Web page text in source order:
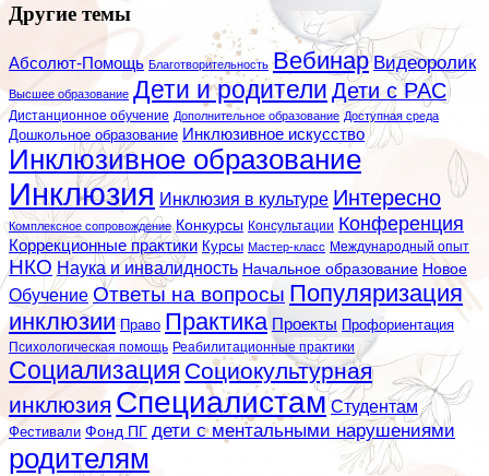
Другие темы
Абсолют-Помощь Благотворительность Вебинар Видеоролик
Высшее образование Дети и родители Дети с РАС
Дистанционное обучение Дополнительное образование Доступная среда
Дошкольное образование Инклюзивное искусство
Инклюзивное образование
Инклюзия Инклюзия в культуре Интересно
Комплексное сопровождение Конкурсы Консультации Конференция
Коррекционные практики Курсы Мастер-класс Международный опыт
НКО Наука и инвалидность Начальное образование Новое
Обучение Ответы на вопросы Популяризация
инклюзии Право Практика Проекты Профориентация
Психологическая помощь Реабилитационные практики
Социализация Социокультурная
инклюзия Специалистам Студентам
Фестивали Фонд ПГ дети с ментальными нарушениями
родителям